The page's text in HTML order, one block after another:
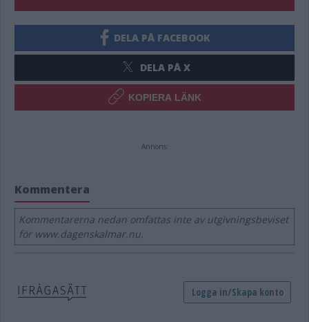
DELA PÅ FACEBOOK
DELA PÅ X
KOPIERA LÄNK
Annons:
Kommentera
Kommentarerna nedan omfattas inte av utgivningsbeviset
för www.dagenskalmar.nu.